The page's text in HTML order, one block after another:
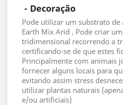
- Decoração
Pode utilizar um substrato de
Earth Mix Arid . Pode criar
tridimensional recorrendo a
certificando-se de que estes
Principalmente com animais
fornecer alguns locais para
evitando assim stress
utilizar plantas naturais
e/ou artificiais)